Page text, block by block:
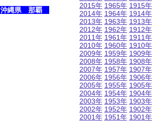
沖縄県 那覇
2015年
2014年
2013年
2012年
2011年
2010年
2009年
2008年
2007年
2006年
2005年
2004年
2003年
2002年
2001年
1965年
1964年
1963年
1962年
1961年
1960年
1959年
1958年
1957年
1956年
1955年
1954年
1953年
1952年
1951年
1915年
1914年
1913年
1912年
1911年
1910年
1909年
1908年
1907年
1906年
1905年
1904年
1903年
1902年
1901年